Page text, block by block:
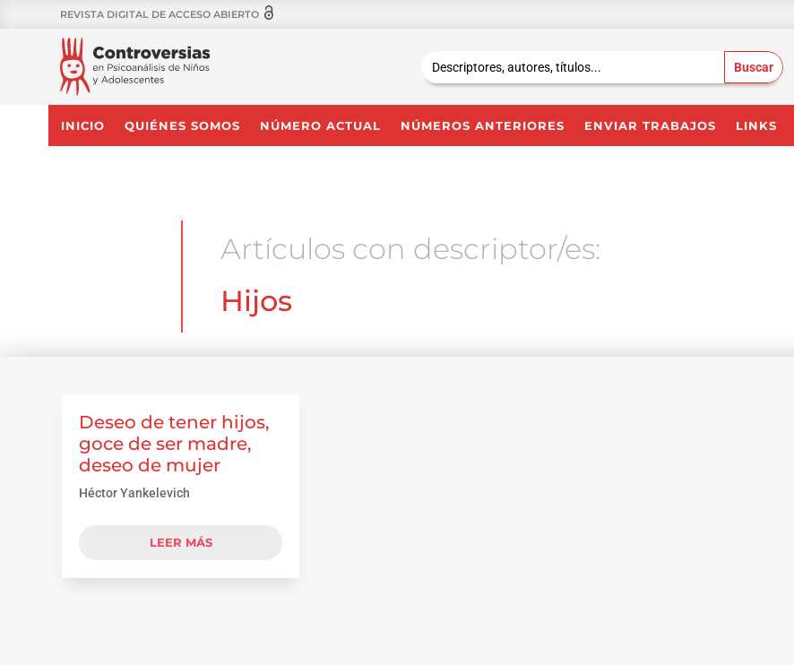
REVISTA DIGITAL DE ACCESO ABIERTO
INICIO QUIÉNES SOMOS NÚMERO ACTUAL NÚMEROS ANTERIORES ENVIAR TRABAJOS LINKS
Artículos con descriptor/es:
Hijos
Deseo de tener hijos,
goce de ser madre,
deseo de mujer
Héctor Yankelevich
LEER MÁS